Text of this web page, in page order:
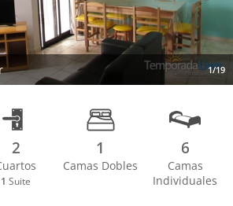
1/19
Next
2
1 Suite
1
Camas Dobles
6
Camas
Individuales